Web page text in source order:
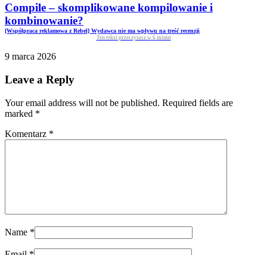
Compile – skomplikowane kompilowanie i
kombinowanie?
[Współpraca reklamowa z Rebel] Wydawca nie ma wpływu na treść recenzji
Ten tekst przeczytasz w 6 minut
9 marca 2026
Leave a Reply
Your email address will not be published. Required fields are
marked *
Komentarz *
Name *